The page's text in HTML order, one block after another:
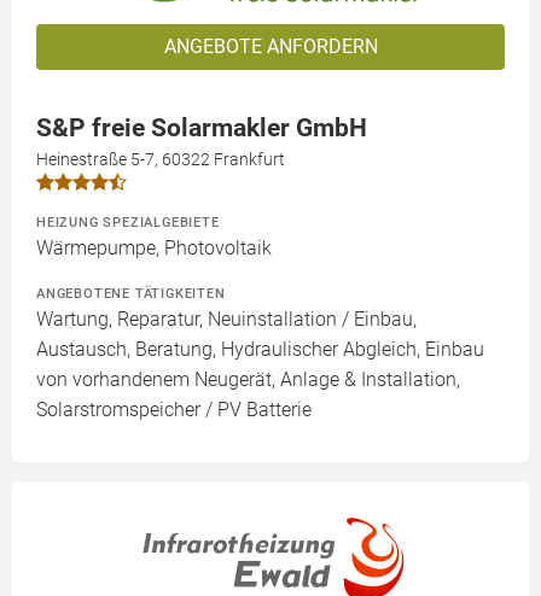
ANGEBOTE ANFORDERN
S&P freie Solarmakler GmbH
Heinestraße 5-7, 60322 Frankfurt
HEIZUNG SPEZIALGEBIETE
Wärmepumpe, Photovoltaik
ANGEBOTENE TÄTIGKEITEN
Wartung, Reparatur, Neuinstallation / Einbau,
Austausch, Beratung, Hydraulischer Abgleich, Einbau
von vorhandenem Neugerät, Anlage & Installation,
Solarstromspeicher / PV Batterie